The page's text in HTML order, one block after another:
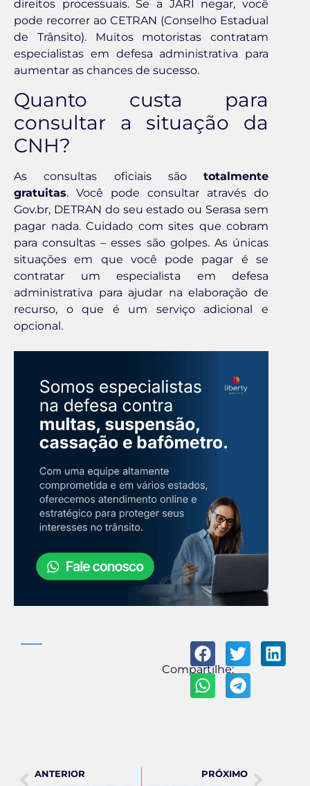
direitos processuais. Se a JARI negar, você
pode recorrer ao CETRAN (Conselho Estadual
de Trânsito). Muitos motoristas contratam
especialistas em defesa administrativa para
aumentar as chances de sucesso.
Quanto custa para
consultar a situação da
CNH?
As consultas oficiais são totalmente
gratuitas. Você pode consultar através do
Gov.br, DETRAN do seu estado ou Serasa sem
pagar nada. Cuidado com sites que cobram
para consultas – esses são golpes. As únicas
situações em que você pode pagar é se
contratar um especialista em defesa
administrativa para ajudar na elaboração de
recurso, o que é um serviço adicional e
opcional.
Compartilhe:
ANTERIOR PRÓXIMO